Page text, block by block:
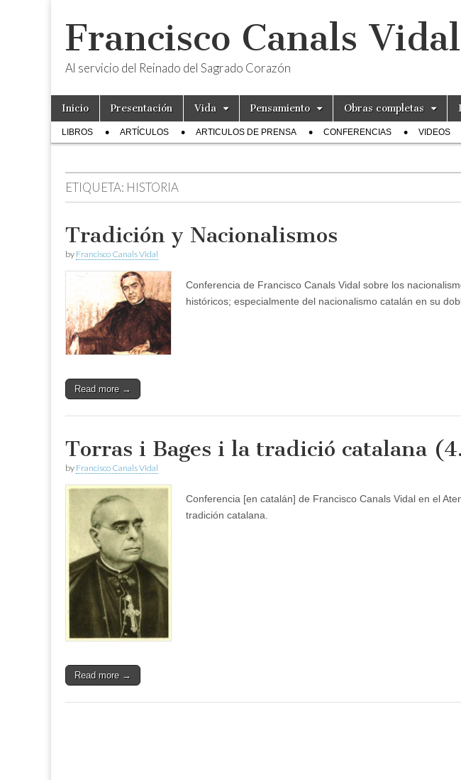
Francisco Canals Vidal
Al servicio del Reinado del Sagrado Corazón
Main
menu
Skip
content
Inicio Presentación Vida Pensamiento Obras completas
Sub
menu
LIBROS ARTÍCULOS ARTICULOS DE PRENSA CONFERENCIAS VIDEOS
ETIQUETA: HISTORIA
Tradición y Nacionalismos
by Francisco Canals Vidal
Conferencia de Francisco Canals Vidal sobre los
históricos; especialmente del nacionalismo catalán en su
Read more →
Torras i Bages i la tradició catalana
by Francisco Canals Vidal
Conferencia [en catalán] de Francisco Canals Vidal en el
tradición catalana.
Read more →